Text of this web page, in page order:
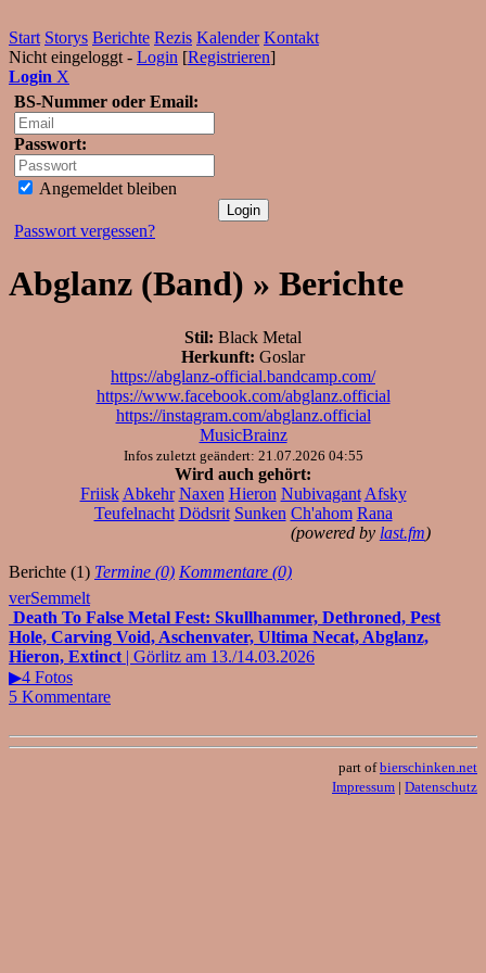
Start Storys Berichte Rezis Kalender Kontakt
Nicht eingeloggt - Login [Registrieren]
Login X
BS-Nummer oder Email:
Passwort:
Angemeldet bleiben
Passwort vergessen?
Abglanz (Band) » Berichte
Stil: Black Metal
Herkunft: Goslar
https://abglanz-official.bandcamp.com/
https://www.facebook.com/abglanz.official
https://instagram.com/abglanz.official
MusicBrainz
Infos zuletzt geändert: 21.07.2026 04:55
Wird auch gehört:
Friisk Abkehr Naxen Hieron Nubivagant Afsky
Teufelnacht Dödsrit Sunken Ch'ahom Rana
(powered by last.fm)
Berichte (1) Termine (0) Kommentare (0)
verSemmelt
Death To False Metal Fest: Skullhammer, Dethroned, Pest
Hole, Carving Void, Aschenvater, Ultima Necat, Abglanz,
Hieron, Extinct | Görlitz am 13./14.03.2026
▶4 Fotos
5 Kommentare
part ofbierschinken.net
Impressum | Datenschutz